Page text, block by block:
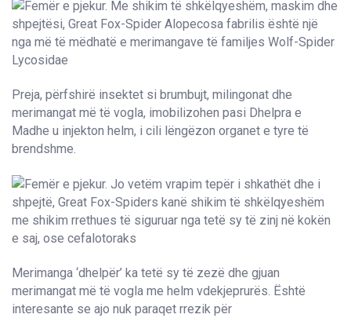
Preja, përfshirë insektet si brumbujt, milingonat dhe
merimangat më të vogla, imobilizohen pasi Dhelpra e
Madhe u injekton helm, i cili lëngëzon organet e tyre të
brendshme.
Merimanga ‘dhelpër’ ka tetë sy të zezë dhe gjuan
merimangat më të vogla me helm vdekjeprurës. Është
interesante se ajo nuk paraqet rrezik për